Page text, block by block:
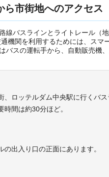
ら市街地へのアクセス
線バスラインとライトレール（
機関を利用するためには、ス
バスの運転手から、自動販売機
、ロッテルダム中央駅に行くバ
間は約30分ほど。
の出入り口の正面にあります。